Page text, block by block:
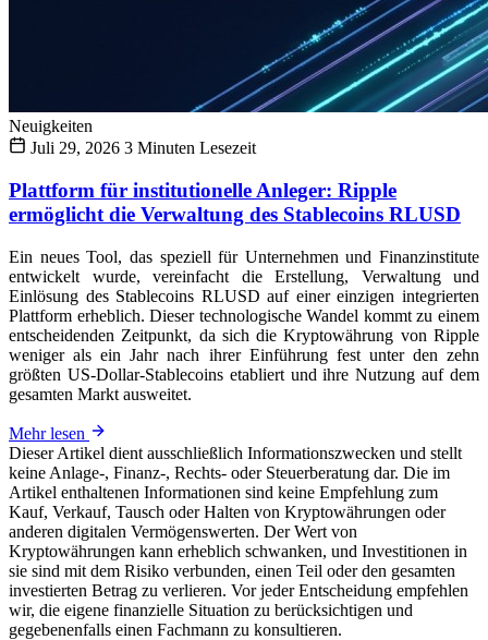
Neuigkeiten
Juli 29, 2026 3 Minuten Lesezeit
Plattform für institutionelle Anleger: Ripple
ermöglicht die Verwaltung des Stablecoins RLUSD
Ein neues Tool, das speziell für Unternehmen und Finanzinstitute
entwickelt wurde, vereinfacht die Erstellung, Verwaltung und
Einlösung des Stablecoins RLUSD auf einer einzigen integrierten
Plattform erheblich. Dieser technologische Wandel kommt zu einem
entscheidenden Zeitpunkt, da sich die Kryptowährung von Ripple
weniger als ein Jahr nach ihrer Einführung fest unter den zehn
größten US-Dollar-Stablecoins etabliert und ihre Nutzung auf dem
gesamten Markt ausweitet.
Mehr lesen
Dieser Artikel dient ausschließlich Informationszwecken und stellt
keine Anlage-, Finanz-, Rechts- oder Steuerberatung dar. Die im
Artikel enthaltenen Informationen sind keine Empfehlung zum
Kauf, Verkauf, Tausch oder Halten von Kryptowährungen oder
anderen digitalen Vermögenswerten. Der Wert von
Kryptowährungen kann erheblich schwanken, und Investitionen in
sie sind mit dem Risiko verbunden, einen Teil oder den gesamten
investierten Betrag zu verlieren. Vor jeder Entscheidung empfehlen
wir, die eigene finanzielle Situation zu berücksichtigen und
gegebenenfalls einen Fachmann zu konsultieren.